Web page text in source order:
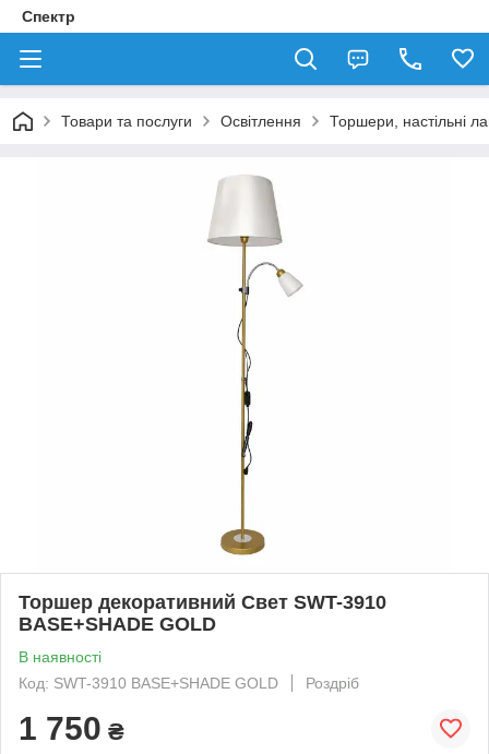
Спектр
Товари та послуги Освітлення Торшери, настільні
Торшер декоративний Свет SWT-3910
BASE+SHADE GOLD
В наявності
Код: SWT-3910 BASE+SHADE GOLD
Роздріб
1 750 ₴